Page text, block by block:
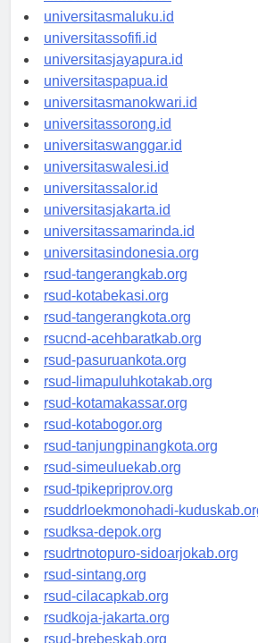
universitasambon.id
universitasmaluku.id
universitassofifi.id
universitasjayapura.id
universitaspapua.id
universitasmanokwari.id
universitassorong.id
universitaswanggar.id
universitaswalesi.id
universitassalor.id
universitasjakarta.id
universitassamarinda.id
universitasindonesia.org
rsud-tangerangkab.org
rsud-kotabekasi.org
rsud-tangerangkota.org
rsucnd-acehbaratkab.org
rsud-pasuruankota.org
rsud-limapuluhkotakab.org
rsud-kotamakassar.org
rsud-kotabogor.org
rsud-tanjungpinangkota.org
rsud-simeuluekab.org
rsud-tpikepriprov.org
rsuddrloekmonohadi-kuduskab.org
rsudksa-depok.org
rsudrtnotopuro-sidoarjokab.org
rsud-sintang.org
rsud-cilacapkab.org
rsudkoja-jakarta.org